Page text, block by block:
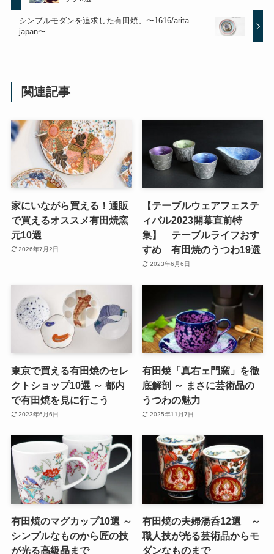
シンプルモダンを追求した有田焼、〜1616/arita
japan〜
関連記事
家にいながら買える！通販
で買えるオススメ有田焼窯
元10選
2026年7月2日
【テーブルウェアフェステ
ィバル2023開幕直前特
集】 テーブルライフおす
すめ 有田焼のうつわ19選
2023年6月6日
東京で買える有田焼のセレ
クトショップ10選 ～ 都内
で有田焼を見に行こう
2023年6月6日
有田焼「真右ェ門窯」を徹
底解剖 ～ まさに芸術品の
うつわの魅力
2025年11月7日
有田焼のマグカップ10選 ～
シンプルなものから匠の技
が光る高級品まで
有田焼の夫婦湯呑12選 ～
職人技が光る芸術品からモ
ダンなものまで